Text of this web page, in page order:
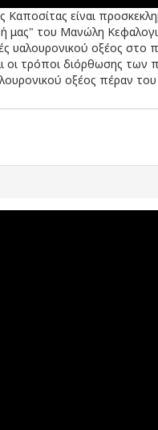
είναι
μας" του Μανώλη
υαλουρονικού οξέος στο
οι τρόποι διόρθωσης
οξέος πέραν